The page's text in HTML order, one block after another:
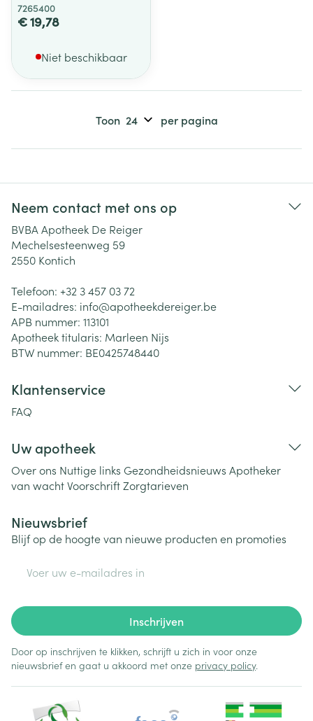
7265400
€ 19,78
Niet beschikbaar
Toon per pagina
Neem contact met ons op
BVBA Apotheek De Reiger
Mechelsesteenweg 59
2550 Kontich
Telefoon: +32 3 457 03 72
E-mailadres: info@apotheekdereiger.be
APB nummer: 113101
Apotheek titularis: Marleen Nijs
BTW nummer: BE0425748440
Klantenservice
FAQ
Uw apotheek
Over ons Nuttige links Gezondheidsnieuws Apotheker
van wachtVoorschriftZorgtarieven
Nieuwsbrief
Blijf op de hoogte van nieuwe producten en promoties
Inschrijven
Door op inschrijven te klikken, schrijft u zich in voor onze
nieuwsbrief en gaat u akkoord met onze privacy policy.